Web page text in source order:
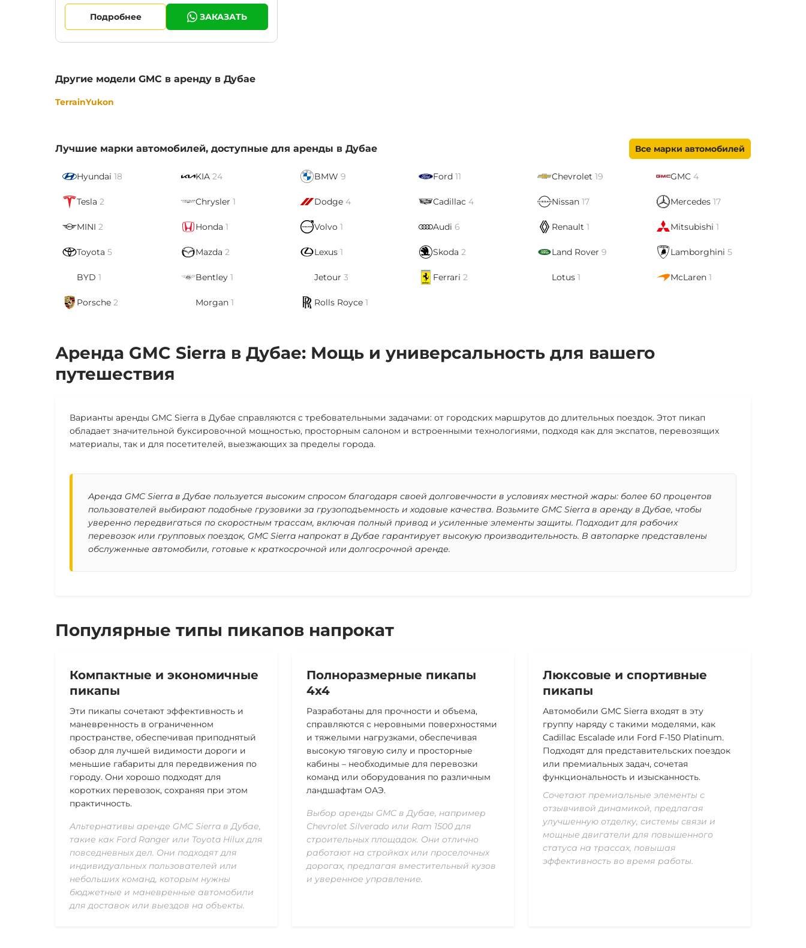
Подробнее ЗАКАЗАТЬ
Другие модели GMC в аренду в Дубае
TerrainYukon
Лучшие марки автомобилей, доступные для аренды в Дубае Все марки автомобилей
Hyundai 18 KIA 24 BMW 9 Ford 11 Chevrolet 19 GMC 4
Tesla 2 Chrysler 1 Dodge 4 Cadillac 4 Nissan 17 Mercedes 17
MINI 2 Honda 1 Volvo 1 Audi 6 Renault 1 Mitsubishi 1
Toyota 5 Mazda 2 Lexus 1 Skoda 2 Land Rover 9 Lamborghini 5
BYD 1 Bentley 1 Jetour 3 Ferrari 2 Lotus 1 McLaren 1
Porsche 2 Morgan 1 Rolls Royce 1
Аренда GMC Sierra в Дубае: Мощь и универсальность для вашего
путешествия
Варианты аренды GMC Sierra в Дубае справляются с требовательными задачами: от городских маршрутов до длительных поездок. Этот пикап
обладает значительной буксировочной мощностью, просторным салоном и встроенными технологиями, подходя как для экспатов, перевозящих
материалы, так и для посетителей, выезжающих за пределы города.
Аренда GMC Sierra в Дубае пользуется высоким спросом благодаря своей долговечности в условиях местной жары: более 60 процентов
пользователей выбирают подобные грузовики за грузоподъемность и ходовые качества. Возьмите GMC Sierra в аренду в Дубае, чтобы
уверенно передвигаться по скоростным трассам, включая полный привод и усиленные элементы защиты. Подходит для рабочих
перевозок или групповых поездок, GMC Sierra напрокат в Дубае гарантирует высокую производительность. В автопарке представлены
обслуженные автомобили, готовые к краткосрочной или долгосрочной аренде.
Популярные типы пикапов напрокат
Компактные и экономичные
пикапы
Эти пикапы сочетают эффективность и
маневренность в ограниченном
пространстве, обеспечивая приподнятый
обзор для лучшей видимости дороги и
меньшие габариты для передвижения по
городу. Они хорошо подходят для
коротких перевозок, сохраняя при этом
практичность.
Альтернативы аренде GMC Sierra в Дубае,
такие как Ford Ranger или Toyota Hilux для
повседневных дел. Они подходят для
индивидуальных пользователей или
небольших команд, которым нужны
бюджетные и маневренные автомобили
для доставок или выездов на объекты.
Полноразмерные пикапы
4x4
Разработаны для прочности и объема,
справляются с неровными поверхностями
и тяжелыми нагрузками, обеспечивая
высокую тяговую силу и просторные
кабины – необходимые для перевозки
команд или оборудования по различным
ландшафтам ОАЭ.
Выбор аренды GMC в Дубае, например
Chevrolet Silverado или Ram 1500 для
строительных площадок. Они отлично
работают на стройках или проселочных
дорогах, предлагая вместительный кузов
и уверенное управление.
Люксовые и спортивные
пикапы
Автомобили GMC Sierra входят в эту
группу наряду с такими моделями, как
Cadillac Escalade или Ford F-150 Platinum.
Подходят для представительских поездок
или премиальных задач, сочетая
функциональность и изысканность.
Сочетают премиальные элементы с
отзывчивой динамикой, предлагая
улучшенную отделку, системы связи и
мощные двигатели для повышенного
статуса на трассах, повышая
эффективность во время работы.